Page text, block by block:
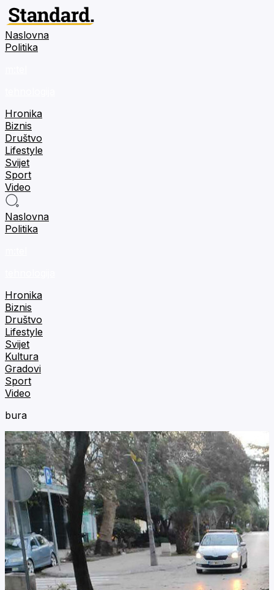
Naslovna
Politika
Hronika
Biznis
Društvo
Lifestyle
Svijet
Sport
Video
Naslovna
Politika
Hronika
Biznis
Društvo
Lifestyle
Svijet
Kultura
Gradovi
Sport
Video
bura